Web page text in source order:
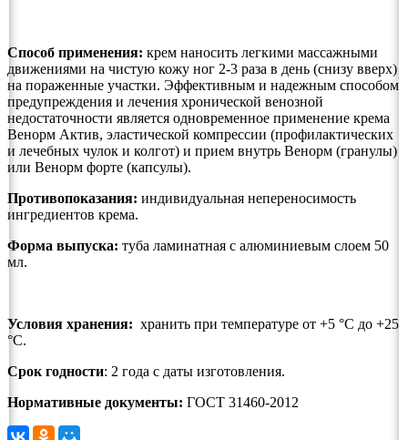
Способ применения: крем наносить легкими массажными
движениями на чистую кожу ног 2-3 раза в день (снизу вверх)
на пораженные участки. Эффективным и надежным способом
предупреждения и лечения хронической венозной
недостаточности является одновременное применение крема
Венорм Актив, эластической компрессии (профилактических
и лечебных чулок и колгот) и прием внутрь Венорм (гранулы)
или Венорм форте (капсулы).
Противопоказания: индивидуальная непереносимость
ингредиентов крема.
Форма выпуска: туба ламинатная с алюминиевым слоем 50
мл.
Условия хранения: хранить при температуре от +5 °С до +25
°С.
Срок годности: 2 года с даты изготовления.
Нормативные документы: ГОСТ 31460-2012